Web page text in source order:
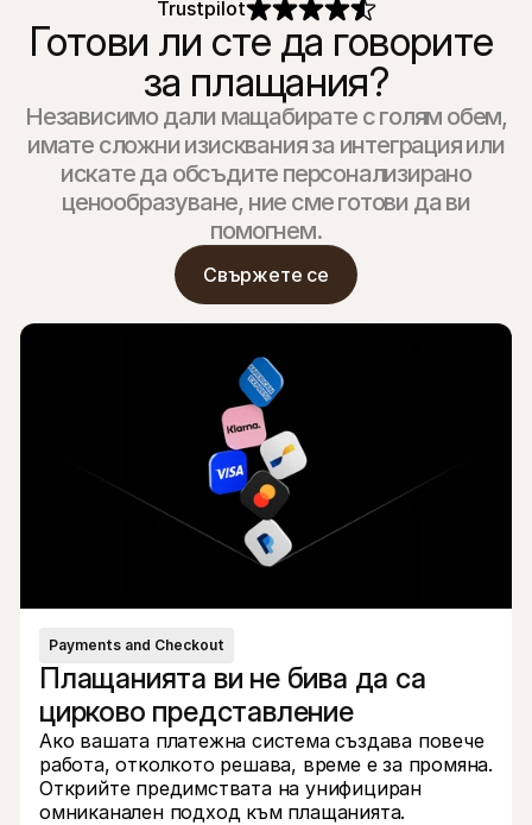
Trustpilot
Готови ли сте да говорите
за плащания?
Независимо дали мащабирате с голям обем,
имате сложни изисквания за интеграция или
искате да обсъдите персонализирано
ценообразуване, ние сме готови да ви
помогнем.
Свържете се
Payments and Checkout
Плащанията ви не бива да са
цирково представление
Ако вашата платежна система създава повече
работа, отколкото решава, време е за промяна.
Открийте предимствата на унифициран
омниканален подход към плащанията.